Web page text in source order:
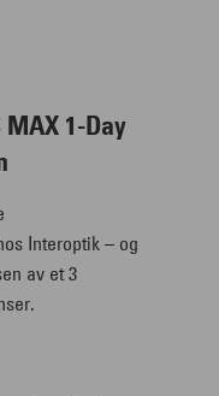
MAX 1-Day
Interoptik – og
av et 3